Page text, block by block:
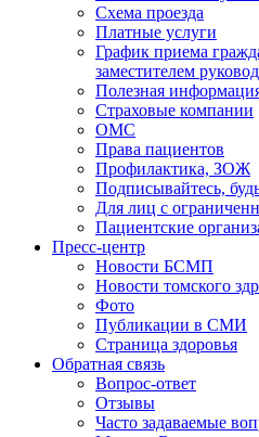
Схема проезда
Платные услуги
График приема
заместителем
Полезная
Страховые компании
ОМС
Права пациентов
Профилактика, ЗОЖ
Подписывайтесь,
Для лиц с
Пациентские
Пресс-центр
Новости БСМП
Новости томского
Фото
Публикации в СМИ
Страница здоровья
Обратная связь
Вопрос-ответ
Отзывы
Часто задаваемые